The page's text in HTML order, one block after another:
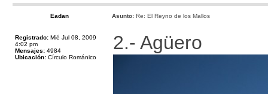
Eadan Asunto: Re: El Reyno de los Mallos
Registrado: Mié Jul 08, 2009
4:02 pm
Mensajes: 4984
Ubicación: Círculo Románico
2.- Agüero